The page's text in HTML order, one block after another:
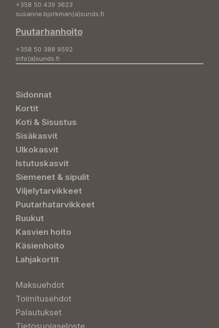
+358 50 439 3623
susanne.bjorkman(a)sunds.fi
Puutarhanhoito
+358 50 388 9592
info(a)sunds.fi
Sidonnat
Kortit
Koti & Sisustus
Sisäkasvit
Ulkokasvit
Istutuskasvit
Siemenet & sipulit
Viljelytarvikkeet
Puutarhatarvikkeet
Ruukut
Kasvien hoito
Käsienhoito
Lahjakortit
Maksuehdot
Toimitusehdot
Palautukset